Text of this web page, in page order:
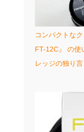
コンパクトな
FT-12C』 の使
レッジの独り